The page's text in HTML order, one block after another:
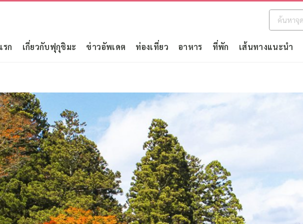
ก เกี่ยวกับฟุกุชิมะ ข่าวอัพเดต ท่องเที่ยว อาหาร ที่พัก เส้นทางแนะนำ